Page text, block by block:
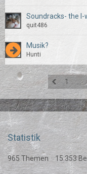
Soundracks- the l-
quit486
Musik?
Hunti
1 …
Statistik
965 Themen 15.353